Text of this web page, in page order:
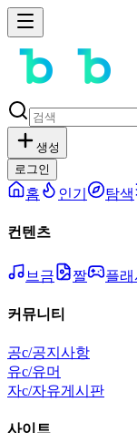
생성
로그인
홈 인기 탐색
컨텐츠
브금 짤 플래
커뮤니티
공c/공지사항
유c/유머
자c/자유게시판
사이트